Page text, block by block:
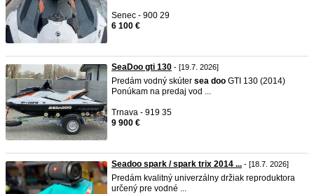
Senec - 900 29
6 100 €
SeaDoo gti 130 - [19.7. 2026]
Predám vodný skúter sea doo GTI 130 (2014)
Ponúkam na predaj vod ...
Trnava - 919 35
9 900 €
Seadoo spark / spark trix 2014 ... - [18.7. 2026]
Predám kvalitný univerzálny držiak reproduktora
určený pre vodné ...